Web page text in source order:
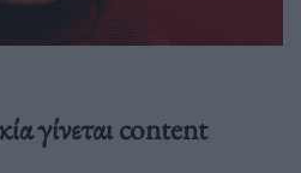
γίνεται content